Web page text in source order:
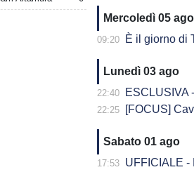
Mercoledì 05 ago
09:20 È il giorno di
Lunedì 03 ago
22:40 ESCLUSIVA -
22:25 [FOCUS]
Sabato 01 ago
17:53 UFFICIALE -